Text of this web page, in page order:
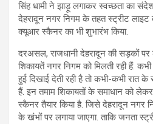
सिंह धामी ने झाड़ू लगाकर स्वच्छता का
देहरादून नगर निगम के तहत स्ट्रीट लाइट
क्यूआर स्कैनर का भी शुभारंभ किया.
दरअसल, राजधानी देहरादून की सड़कों पर
शिकायतें नगर निगम को मिलती रही हैं.
हुई दिखाई देती रही है तो कभी-कभी रात
हैं. इन तमाम शिकायतों के समाधान को
स्कैनर तैयार किया है. जिसे देहरादून नगर
के खंभों पर लगाया जाएगा. ताकि जनता